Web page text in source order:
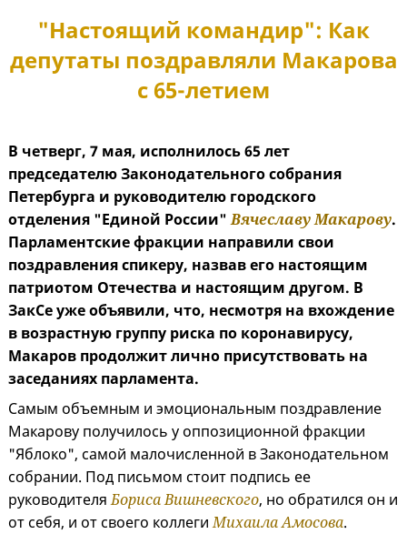
"Настоящий командир": Как
депутаты поздравляли Макарова
с 65-летием
В четверг, 7 мая, исполнилось 65 лет
председателю Законодательного собрания
Петербурга и руководителю городского
отделения "Единой России"Вячеславу Макарову.
Парламентские фракции направили свои
поздравления спикеру, назвав его настоящим
патриотом Отечества и настоящим другом. В
ЗакСе уже объявили, что, несмотря на вхождение
в возрастную группу риска по коронавирусу,
Макаров продолжит лично присутствовать на
заседаниях парламента.
Самым объемным и эмоциональным поздравление
Макарову получилось у оппозиционной фракции
"Яблоко", самой малочисленной в Законодательном
собрании. Под письмом стоит подпись ее
руководителяБориса Вишневского, но обратился он и
от себя, и от своего коллегиМихаила Амосова.